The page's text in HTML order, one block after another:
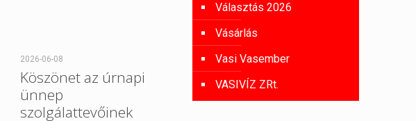
2026-06-08
Köszönet az úrnapi
ünnep
szolgálattevőinek
Választás 2026
Vásárlás
Vasi Vasember
VASIVÍZ ZRt.